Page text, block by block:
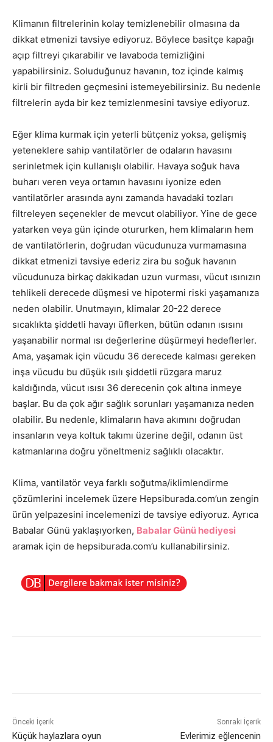
Klimanın filtrelerinin kolay temizlenebilir olmasına da
dikkat etmenizi tavsiye ediyoruz. Böylece basitçe kapağı
açıp filtreyi çıkarabilir ve lavaboda temizliğini
yapabilirsiniz. Soluduğunuz havanın, toz içinde kalmış
kirli bir filtreden geçmesini istemeyebilirsiniz. Bu nedenle
filtrelerin ayda bir kez temizlenmesini tavsiye ediyoruz.
Eğer klima kurmak için yeterli bütçeniz yoksa, gelişmiş
yeteneklere sahip vantilatörler de odaların havasını
serinletmek için kullanışlı olabilir. Havaya soğuk hava
buharı veren veya ortamın havasını iyonize eden
vantilatörler arasında aynı zamanda havadaki tozları
filtreleyen seçenekler de mevcut olabiliyor. Yine de gece
yatarken veya gün içinde otururken, hem klimaların hem
de vantilatörlerin, doğrudan vücudunuza vurmamasına
dikkat etmenizi tavsiye ederiz zira bu soğuk havanın
vücudunuza birkaç dakikadan uzun vurması, vücut ısınızın
tehlikeli derecede düşmesi ve hipotermi riski yaşamanıza
neden olabilir. Unutmayın, klimalar 20-22 derece
sıcaklıkta şiddetli havayı üflerken, bütün odanın ısısını
yaşanabilir normal ısı değerlerine düşürmeyi hedeflerler.
Ama, yaşamak için vücudu 36 derecede kalması gereken
inşa vücudu bu düşük ısılı şiddetli rüzgara maruz
kaldığında, vücut ısısı 36 derecenin çok altına inmeye
başlar. Bu da çok ağır sağlık sorunları yaşamanıza neden
olabilir. Bu nedenle, klimaların hava akımını doğrudan
insanların veya koltuk takımı üzerine değil, odanın üst
katmanlarına doğru yöneltmeniz sağlıklı olacaktır.
Klima, vantilatör veya farklı soğutma/iklimlendirme
çözümlerini incelemek üzere Hepsiburada.com’un zengin
ürün yelpazesini incelemenizi de tavsiye ediyoruz. Ayrıca
Babalar Günü yaklaşıyorken, Babalar Günü hediyesi
aramak için de hepsiburada.com’u kullanabilirsiniz.
Önceki İçerik
Küçük haylazlara oyun
Sonraki İçerik
Evlerimiz eğlencenin